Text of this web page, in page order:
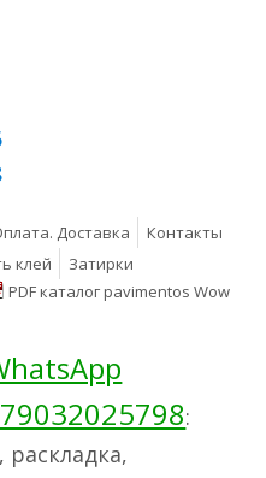
Доставка
Контакты
клей Затирки
PDF каталог pavimentos Wow
: